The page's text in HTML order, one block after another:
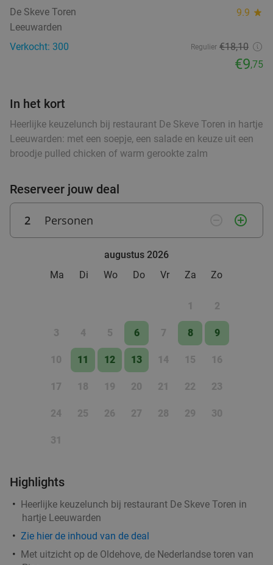
food
food
Vandaag
Hof van Oldeberkoop
9.6star
directions_car
3-gangen keuzediner bij Heerlijkheid
Heerlijkheid
Marum directions_car
,20
De Skeve Toren 9.9 star
Leeuwarden
Verkocht: 300
Regulier €18,10
€9,75
In het kort
Heerlijke keuzelunch bij restaurant De Skeve Toren in hartje
Leeuwarden: met een soepje, een salade en keuze uit een
broodje pulled chicken of warm gerookte zalm
Reserveer jouw deal
2 Personen add_circle_outline
augustus 2026
Ma
Di Wo Do Vr Za Zo
1 2
3 4 5 6 7 8 9
10 11 12 13 14 15 16
17 18 19 20 21 22 23
24 25 26 27 28 29 30
31
Highlights
Heerlijke keuzelunch bij restaurant De Skeve Toren in
hartje Leeuwarden
Zie hier de inhoud van de deal
Met uitzicht op de Oldehove, de Nederlandse toren van